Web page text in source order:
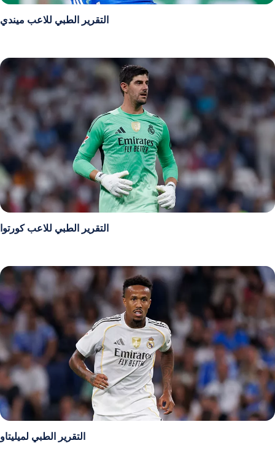
التقرير الطبي للاعب ميندي
التقرير الطبي للاعب كورتوا
التقرير الطبي لميليتاو